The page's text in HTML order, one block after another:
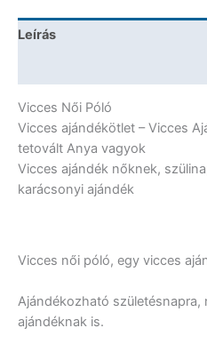
Ajándék
Ajándék
Anyának
mennyiség
Leírás
Vicces Női Póló
Vicces ajándékötlet – Vicces
tetovált Anya vagyok
Vicces ajándék nőknek,
karácsonyi ajándék
Vicces női póló, egy vicces
Ajándékozható születésnapra,
ajándéknak is.